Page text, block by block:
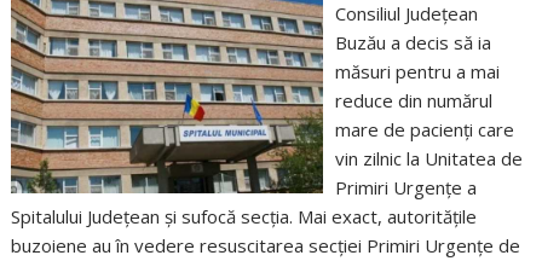
Consiliul Județean
Buzău a decis să ia
măsuri pentru a mai
reduce din numărul
mare de pacienți care
vin zilnic la Unitatea de
Primiri Urgențe a
Spitalului Județean și sufocă secția. Mai exact, autoritățile
buzoiene au în vedere resuscitarea secției Primiri Urgențe de